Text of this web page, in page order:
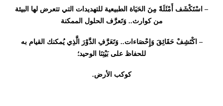
– اسْتَكْشَف أَمْثَلَةً مِنَ الحَيَاة الطبيعية للتهديدات التي تتعرض لها البيئة
من كوارث.. وَتَعرَّف الحلول الممكنة
– اكْتَشِفْ حَقَائِقَ وَإِحْصَاءات.. وَتَعَرَّفِ الدَّوْرَ الَّذِي يُمكنك القيام به
للحفاظ على بَيْتِنَا الوحيد؛
كوكب الأرض.